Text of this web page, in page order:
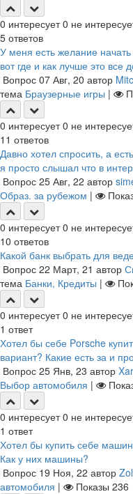
0 интересует 0 не
5 ответов
У меня есть желание
вот где и как лучше это все
Вопрос 07 Авг, 20 автор
тема Браузерные игры |
0 интересует 0 не
11 ответов
Давно хотел спросить, а
я просто слышал что в
Вопрос 25 Авг, 22 автор
Образ. за рубежом |
0 интересует 0 не
10 ответов
Какой банк выбрать для
Вопрос 22 Март, 21 автор
тема Банки, Кредиты |
0 интересует 0 не
1 ответ
Хотел бы себе Porsche
вариант? Какие есть за и
Вопрос 25 Янв, 23 автор
Выбор автомобиля |
0 интересует 0 не
1 ответ
Хотел бы купить себе
Как у них машины?
Вопрос 19 Ноя, 22 автор
автомобиля | Показы 236